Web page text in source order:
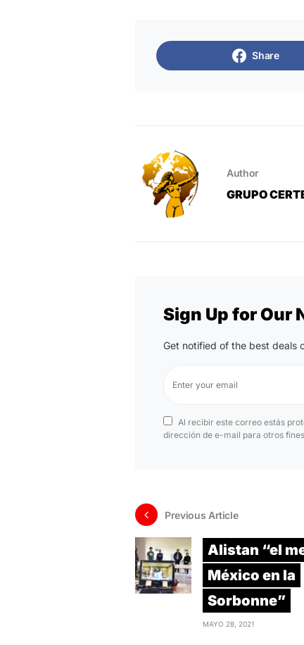
Share
Author
GRUPO
Sign Up for Our
Get notified of the best deals
Al recibir este correo estás
dirección de e-mail para otros
Previous Article
Alistan “el
México en la
Sorbonne”
MAYO 28, 2021